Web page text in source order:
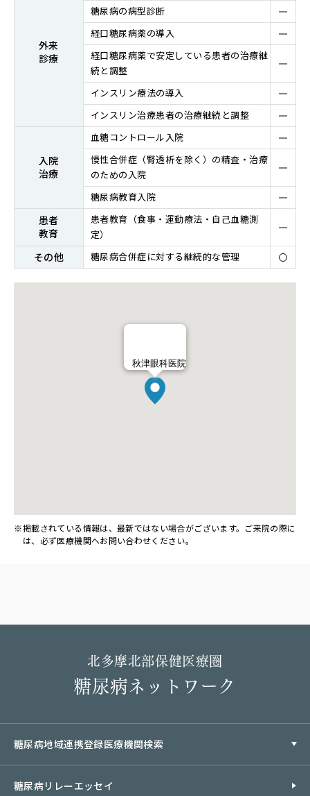
外来
診療
糖尿病の病型診断
経⼝糖尿病薬の導⼊
経⼝糖尿病薬で安定している患者の治療継
続と調整
インスリン療法の導⼊
インスリン治療患者の治療継続と調整
⼊院
治療
⾎糖コントロール⼊院
慢性合併症（腎透析を除く）の精査・治療
のための入院
糖尿病教育入院
患者
教育
患者教育（⾷事・運動療法・⾃⼰⾎糖測
定）
その他 糖尿病合併症に対する継続的な管理
秋津眼科医院
掲載されている情報は、最新ではない場合がございます。ご来院の際に
は、必ず医療機関へお問い合わせください。
北多摩北部保健医療圏
糖尿病ネットワーク
糖尿病地域連携登録医療機関検索
糖尿病リレーエッセイ